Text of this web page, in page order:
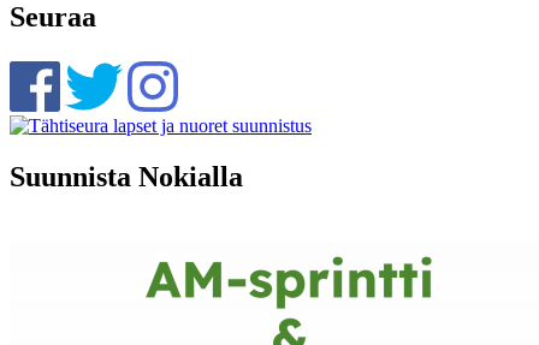
Seuraa
Suunnista Nokialla